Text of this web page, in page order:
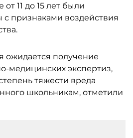
11 до 15 лет были
с признаками воздействия
получение
медицинских экспертиз,
тяжести вреда
школьникам, отметили